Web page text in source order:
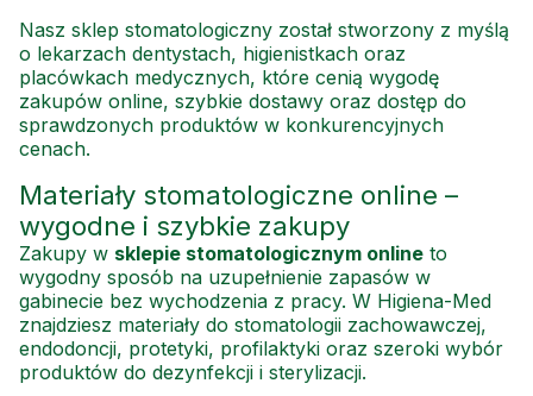
Nasz sklep stomatologiczny został stworzony z myślą
o lekarzach dentystach, higienistkach oraz
placówkach medycznych, które cenią wygodę
zakupów online, szybkie dostawy oraz dostęp do
sprawdzonych produktów w konkurencyjnych
cenach.
Materiały stomatologiczne online –
wygodne i szybkie zakupy
Zakupy w sklepie stomatologicznym online to
wygodny sposób na uzupełnienie zapasów w
gabinecie bez wychodzenia z pracy. W Higiena-Med
znajdziesz materiały do stomatologii zachowawczej,
endodoncji, protetyki, profilaktyki oraz szeroki wybór
produktów do dezynfekcji i sterylizacji.